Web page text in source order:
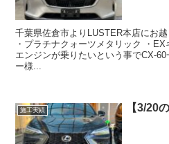
千葉県佐倉市よりLUSTER本店にお
・プラチナクォーツメタリック ・
エンジンが乗りたいという事でCX-
ー様...
施工実績 【3/20